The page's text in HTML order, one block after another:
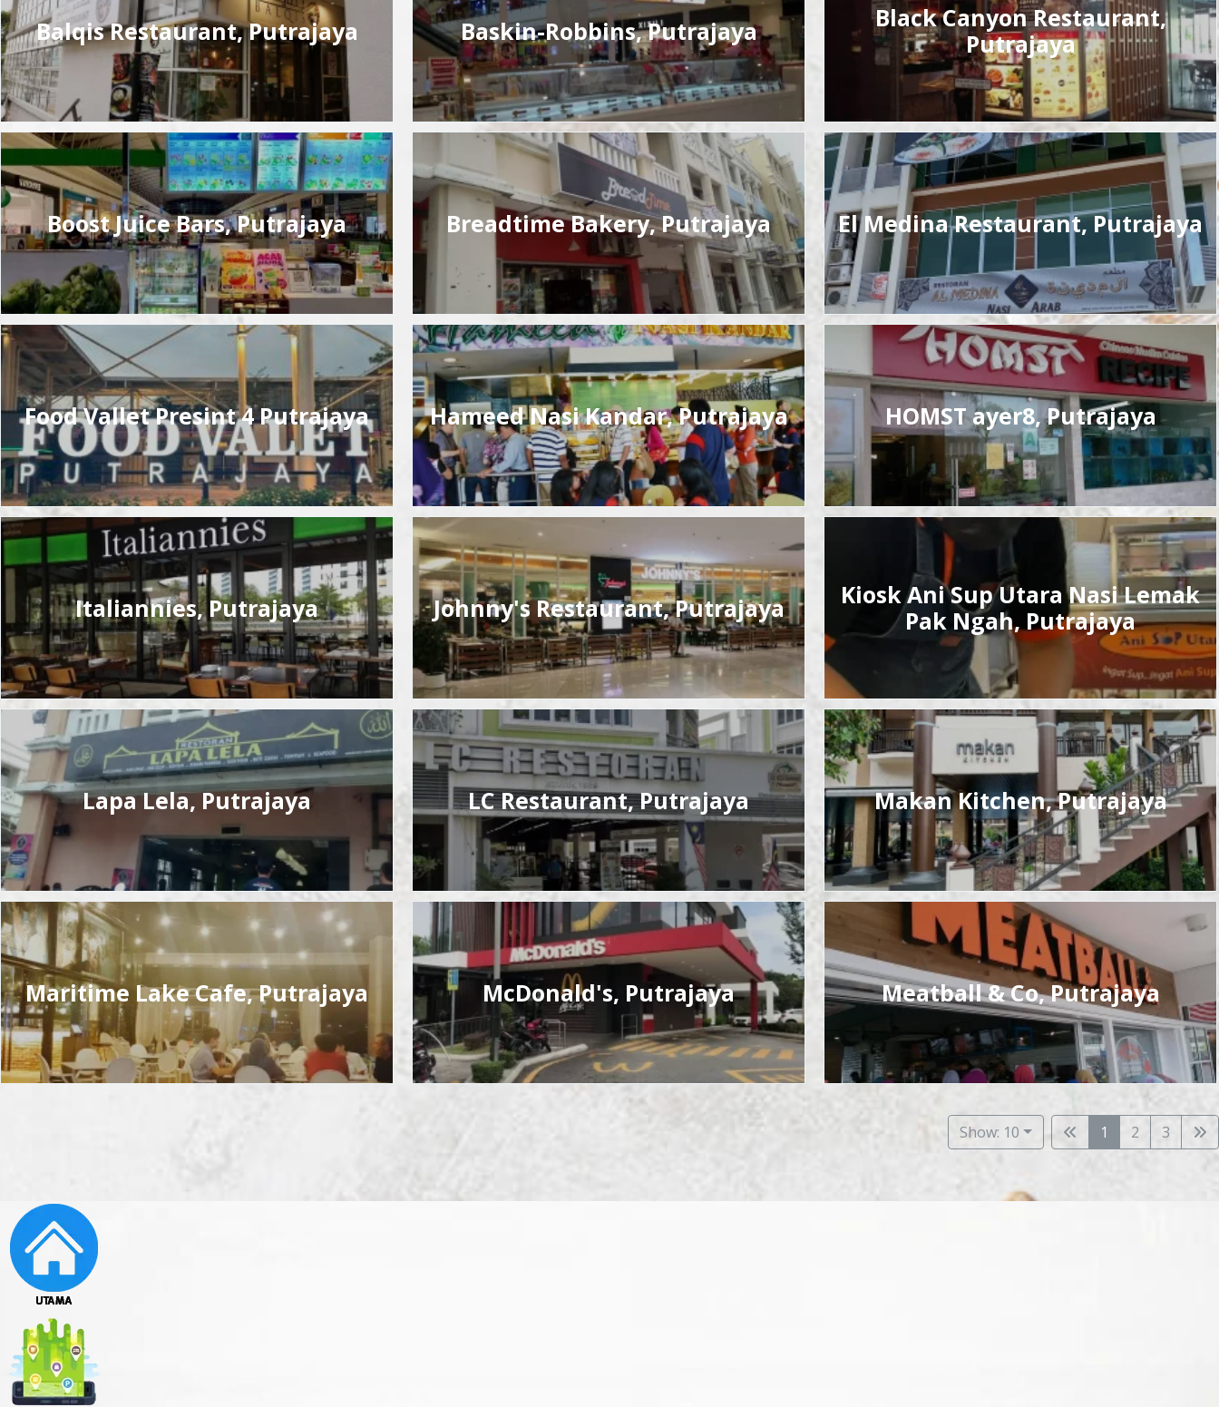
Balqis Restaurant, Putrajaya Baskin-Robbins, Putrajaya
Black Canyon Restaurant,
Putrajaya
Boost Juice Bars, Putrajaya Breadtime Bakery, Putrajaya El Medina Restaurant, Putrajaya
Food Vallet Presint 4 Putrajaya Hameed Nasi Kandar, Putrajaya HOMST ayer8, Putrajaya
Italiannies, Putrajaya Johnny's Restaurant, Putrajaya
Kiosk Ani Sup Utara Nasi Lemak
Pak Ngah, Putrajaya
Lapa Lela, Putrajaya LC Restaurant, Putrajaya Makan Kitchen, Putrajaya
Maritime Lake Cafe, Putrajaya McDonald's, Putrajaya Meatball & Co, Putrajaya
Show: 10 1 2 3